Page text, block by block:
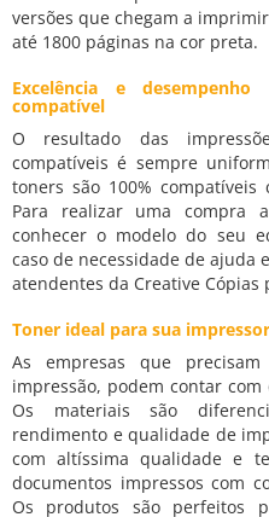
versões que chegam a
até 1800 páginas na cor preta.
Excelência e
compatível
O resultado das
compatíveis é sempre
toners são 100%
Para realizar uma compra
conhecer o modelo do seu
caso de necessidade de ajuda
atendentes da Creative Cópias
Toner ideal para sua
As empresas que
impressão, podem contar
Os materiais são
rendimento e qualidade de
com altíssima qualidade e
documentos impressos com
Os produtos são perfeitos